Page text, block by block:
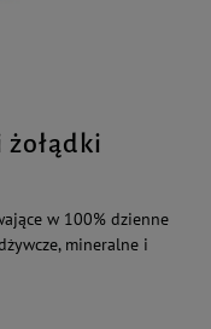
w 100% dzienne
mineralne i